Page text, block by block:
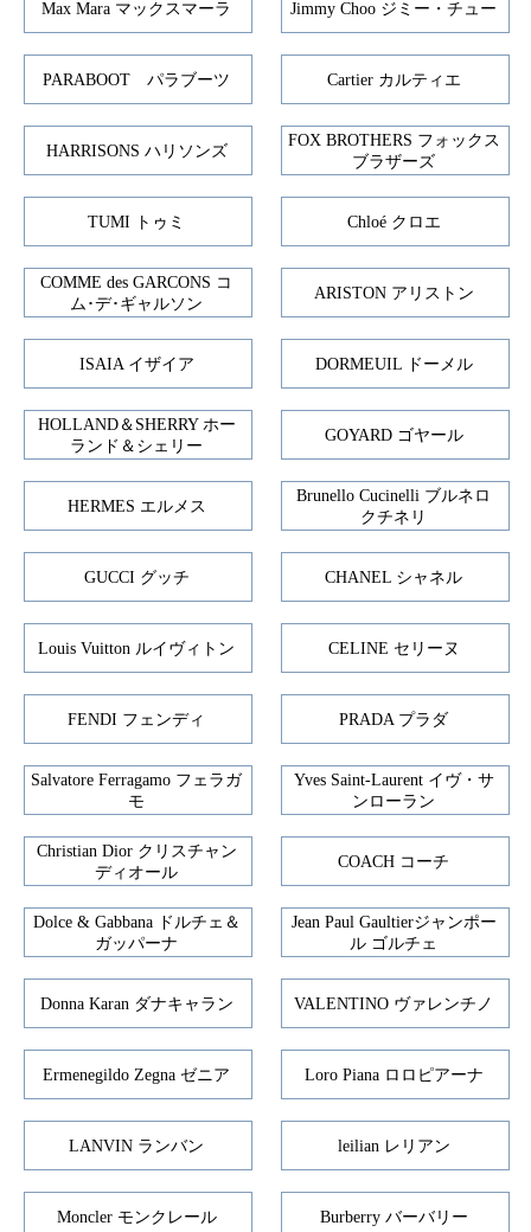
Max Mara マックスマーラ Jimmy Choo ジミー・チュー
PARABOOT パラブーツ Cartier カルティエ
HARRISONS ハリソンズ
FOX BROTHERS フォックス
ブラザーズ
TUMI トゥミ Chloé クロエ
COMME des GARCONS コ
ム･デ･ギャルソン
ARISTON アリストン
ISAIA イザイア DORMEUIL ドーメル
HOLLAND＆SHERRY ホー
ランド＆シェリー
GOYARD ゴヤール
HERMES エルメス
Brunello Cucinelli ブルネロ
クチネリ
GUCCI グッチ CHANEL シャネル
Louis Vuitton ルイヴィトン CELINE セリーヌ
FENDI フェンディ PRADA プラダ
Salvatore Ferragamo フェラガ
モ
Yves Saint-Laurent イヴ・サ
ンローラン
Christian Dior クリスチャン
ディオール
COACH コーチ
Dolce & Gabbana ドルチェ＆
ガッパーナ
Jean Paul Gaultierジャンポー
ル ゴルチェ
Donna Karan ダナキャラン VALENTINO ヴァレンチノ
Ermenegildo Zegna ゼニア Loro Piana ロロピアーナ
LANVIN ランバン leilian レリアン
Moncler モンクレール Burberry バーバリー